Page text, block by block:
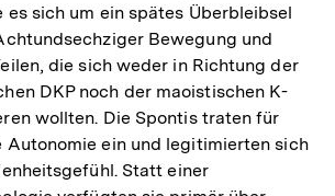
es sich um ein spätes Überbleibsel
Bewegung und
die sich weder in Richtung der
DKP noch der maoistischen K-
wollten. Die Spontis traten für
Autonomie ein und legitimierten sich
Statt einer